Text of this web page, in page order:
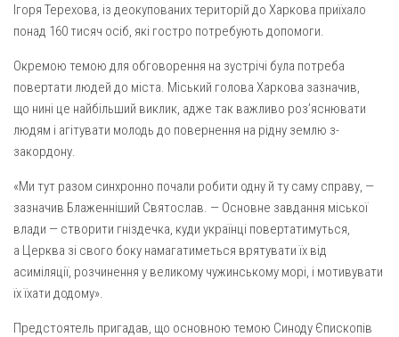
Трансляції
Ігоря Терехова, із деокупованих територій до Харкова приїхало
понад 160 тисяч осіб, які гостро потребують допомоги.
Окремою темою для обговорення на зустрічі була потреба
повертати людей до міста. Міський голова Харкова зазначив,
що нині це найбільший виклик, адже так важливо роз’яснювати
людям і агітувати молодь до повернення на рідну землю з-
закордону.
«Ми тут разом синхронно почали робити одну й ту саму справу, —
зазначив Блаженніший Святослав. — Основне завдання міської
влади — створити гніздечка, куди українці повертатимуться,
а Церква зі свого боку намагатиметься врятувати їх від
асиміляції, розчинення у великому чужинському морі, і мотивувати
їх їхати додому».
Предстоятель пригадав, що основною темою Синоду Єпископів